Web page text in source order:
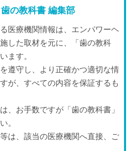
歯の教科書 編集部
医療機関情報は、エンパワーヘ
した取材を元に、「歯の教科
ます。
遵守し、より正確かつ適切な情
が、すべての内容を保証するも
、お手数ですが「歯の教科書」
。
は、該当の医療機関へ直接、ご